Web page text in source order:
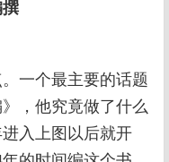
一个最主要的话题
，他究竟做了什么
入上图以后就开